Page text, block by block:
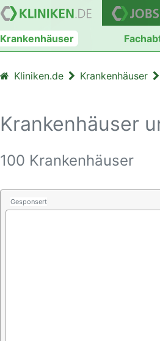
Krankenhäuser
Kliniken.de Krankenhäuser
Krankenhäuser
100 Krankenhäuser
Gesponsert